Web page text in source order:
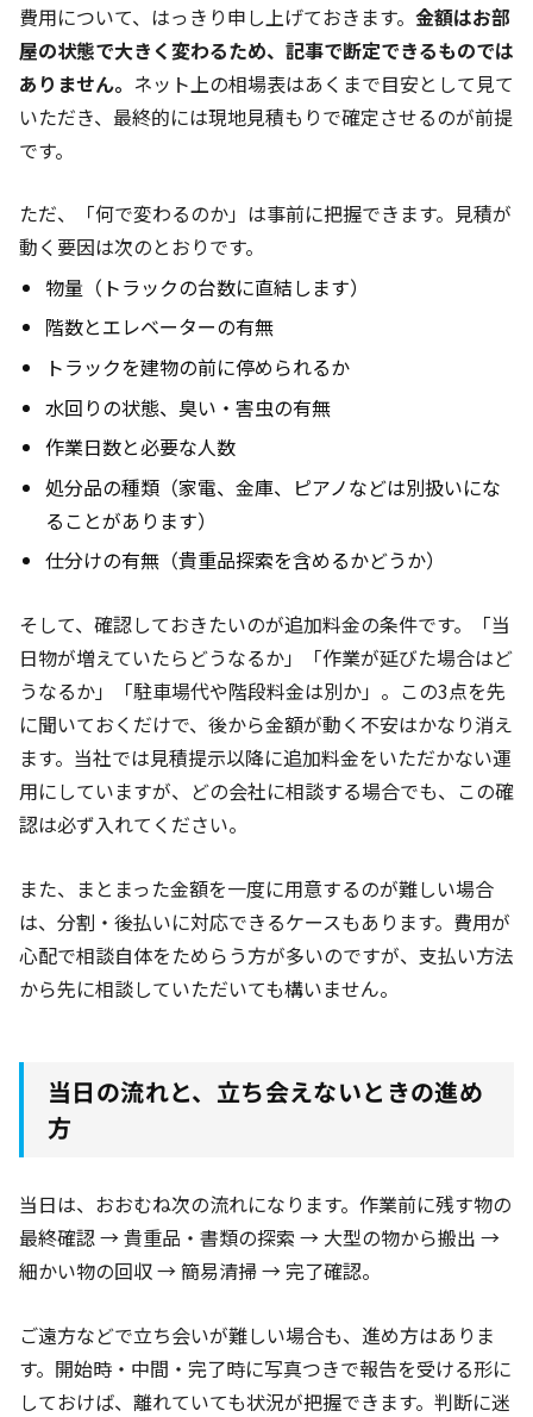
費用について、はっきり申し上げておきます。 金額はお部
屋の状態で大きく変わるため、記事で断定できるものでは
ありません。 ネット上の相場表はあくまで目安として見て
いただき、最終的には現地見積もりで確定させるのが前提
です。
ただ、「何で変わるのか」は事前に把握できます。見積が
動く要因は次のとおりです。
物量（トラックの台数に直結します）
階数とエレベーターの有無
トラックを建物の前に停められるか
水回りの状態、臭い・害虫の有無
作業日数と必要な人数
処分品の種類（家電、金庫、ピアノなどは別扱いにな
ることがあります）
仕分けの有無（貴重品探索を含めるかどうか）
そして、確認しておきたいのが追加料金の条件です。「当
日物が増えていたらどうなるか」「作業が延びた場合はど
うなるか」「駐車場代や階段料金は別か」。この3点を先
に聞いておくだけで、後から金額が動く不安はかなり消え
ます。当社では見積提示以降に追加料金をいただかない運
用にしていますが、どの会社に相談する場合でも、この確
認は必ず入れてください。
また、まとまった金額を一度に用意するのが難しい場合
は、分割・後払いに対応できるケースもあります。費用が
心配で相談自体をためらう方が多いのですが、支払い方法
から先に相談していただいても構いません。
当日の流れと、立ち会えないときの進め
方
当日は、おおむね次の流れになります。作業前に残す物の
最終確認 → 貴重品・書類の探索 → 大型の物から搬出 →
細かい物の回収 → 簡易清掃 → 完了確認。
ご遠方などで立ち会いが難しい場合も、進め方はありま
す。開始時・中間・完了時に写真つきで報告を受ける形に
しておけば、離れていても状況が把握できます。判断に迷